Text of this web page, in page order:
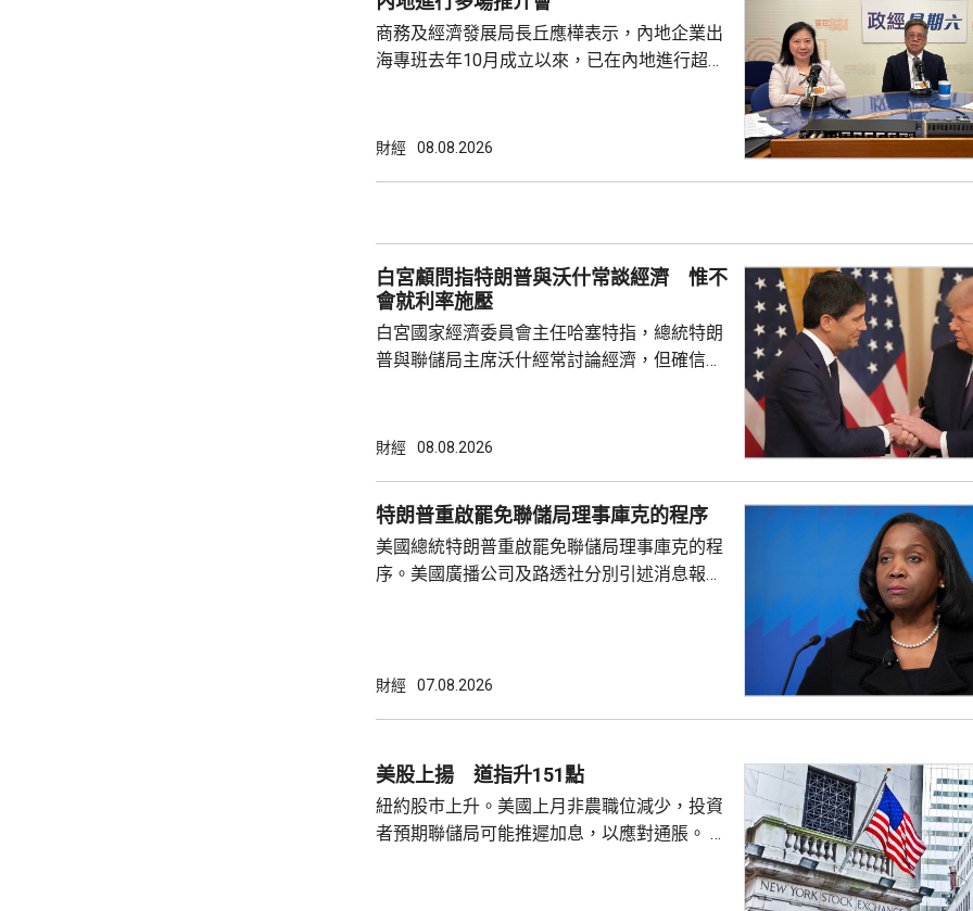
中大亦將把握北都帶來的機遇，已向政府提...
商務及經濟發展局長丘應樺表示，內地企業出
海專班去年10月成立以來，已在內地進行超過
時，亦已帶同內地及香港企業隨團，簽訂96份
總部或公司，並在香港作籌融資，相信對香港
整體經濟有幫助，他下周出訪馬來...
財經 08.08.2026
白宮顧問指特朗普與沃什常談經濟 惟不
會就利率施壓
白宮國家經濟委員會主任哈塞特指，總統特朗
普與聯儲局主席沃什經常討論經濟，但確信特
什和特朗普長期以來關係非常密切，一直會討
見，令外界質疑特朗普可能試圖影響聯儲局決
策。不過日程顯示，沃什6月沒與特朗普通話
或會談，只是與財長貝森特進行三次早餐
財經 08.08.2026
特朗普重啟罷免聯儲局理事庫克的程序
美國總統特朗普重啟罷免聯儲局理事庫克的程
序。美國廣播公司及路透社分別引述消息報
事的誠信產生質疑，因此特朗普正考慮撒銷她
何正當理由可以解除庫克的職務。 特朗普去年
8月底亦曾以欺詐抵押貸款為由，解除庫...
財經 07.08.2026
美股上揚 道指升151點
紐約股巿上升。美國上月非農職位減少，投資
者預期聯儲局可能推遲加息，以應對通脹。 道